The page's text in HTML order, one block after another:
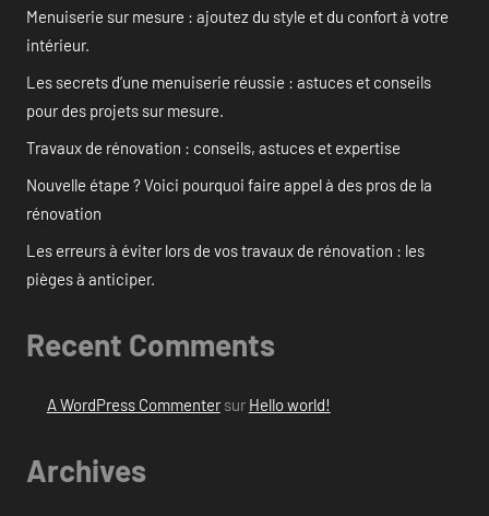
Menuiserie sur mesure : ajoutez du style et du confort à votre
intérieur.
Les secrets d’une menuiserie réussie : astuces et conseils
pour des projets sur mesure.
Travaux de rénovation : conseils, astuces et expertise
Nouvelle étape ? Voici pourquoi faire appel à des pros de la
rénovation
Les erreurs à éviter lors de vos travaux de rénovation : les
pièges à anticiper.
Recent Comments
A WordPress Commentersur Hello world!
Archives